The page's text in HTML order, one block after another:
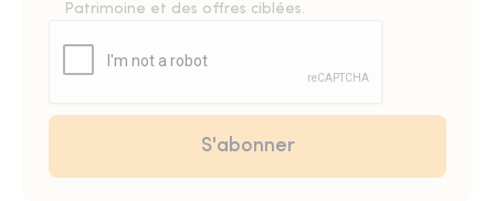
Patrimoine et des offres ciblées.